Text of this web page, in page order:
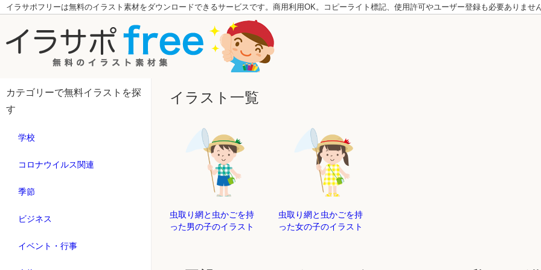
イラサポフリーは無料のイラスト素材をダウンロードできるサービスです。商用利用OK。コピーライト標記、使用許可やユーザー登録も必要ありませ
カテゴリーで無料イラストを探
す
学校
コロナウイルス関連
季節
ビジネス
イベント・行事
イラスト一覧
虫取り網と虫かごを持
った男の子のイラスト
虫取り網と虫かごを持
った女の子のイラスト